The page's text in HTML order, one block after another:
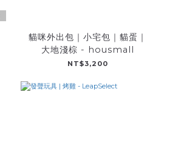
貓咪外出包｜小宅包｜貓蛋｜
大地淺棕 - housmall
NT$3,200